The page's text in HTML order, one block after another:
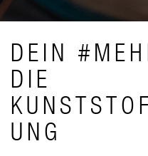
DEIN
DIE
UNG